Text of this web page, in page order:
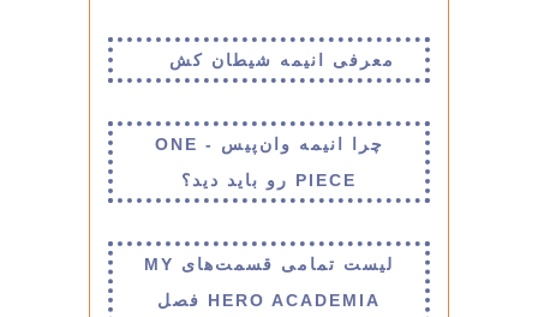
معرفی انیمه شیطان کش
چرا انیمه وان‌پیس - ONE
PIECE رو باید دید؟
لیست تمامی قسمت‌های MY
HERO ACADEMIA فصل